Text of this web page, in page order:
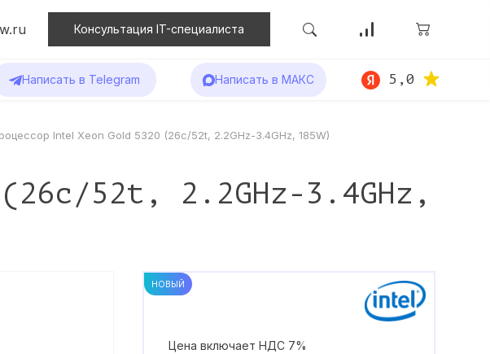
Консультация IT-специалиста
Написать в Telegram Написать в МАКС 5,0
Intel Xeon Gold 5320 (26c/52t, 2.2GHz-3.4GHz, 185W)
52t, 2.2GHz-3.4GHz,
НОВЫЙ
Цена включает НДС 7%